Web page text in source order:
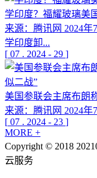
学印度？福耀玻璃美
来源：腾讯网 2024
学印度卸...
[ 07 . 2024 - 29 ]
美国参联会主席布朗
来源：腾讯网 2024年
[ 07 . 2024 - 23 ]
MORE +
Copyright © 2018
云服务